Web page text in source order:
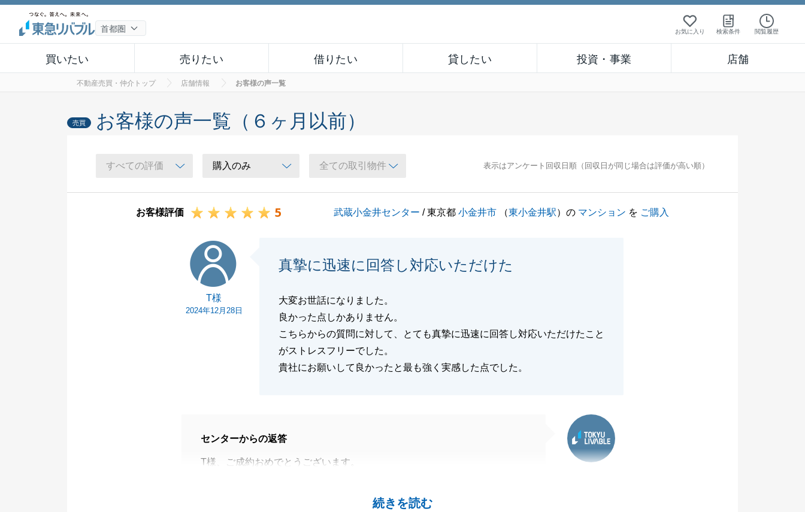
お気に入り 検索条件 閲覧履歴
買いたい 売りたい 借りたい 貸したい 投資・事業 店舗
不動産売買・仲介トップ 店舗情報 お客様の声一覧
売買 お客様の声一覧（６ヶ月以前）
表示はアンケート回収日順（回収日が同じ場合は評価が高い順）
お客様評価 5 武蔵小金井センター / 東京都小金井市 （東小金井駅）の マンション を ご購入
T様
2024年12月28日
真摯に迅速に回答し対応いただけた
大変お世話になりました。
良かった点しかありません。
こちらからの質問に対して、とても真摯に迅速に回答し対応いただけたこと
がストレスフリーでした。
貴社にお願いして良かったと最も強く実感した点でした。
続きを読む
センターからの返答
T様、ご成約おめでとうございます。
力不足な点もあったかとは思いますが、私にお任せいただきまして誠にあり